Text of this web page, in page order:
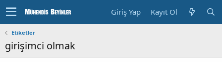
Giriş Yap Kayıt Ol
Etiketler
girişimci olmak